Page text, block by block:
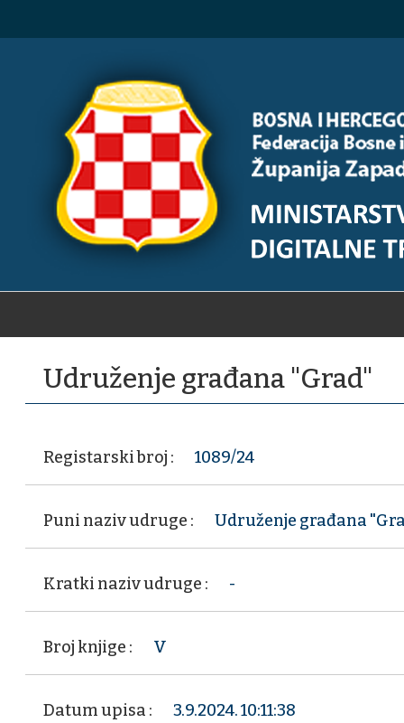
Udruženje građana "Grad"
Registarski broj : 1089/24
Puni naziv udruge : Udruženje građana
Kratki naziv udruge : -
Broj knjige : V
Datum upisa : 3.9.2024. 10:11:38